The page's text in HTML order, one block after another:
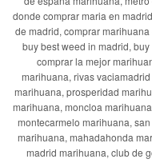
donde comprar maria en
de madrid, comprar
buy best weed in madrid,
comprar la mejor
marihuana, rivas
marihuana, prosperidad
marihuana, moncloa
montecarmelo marihuana,
marihuana, mahadahonda
madrid marihuana, club de